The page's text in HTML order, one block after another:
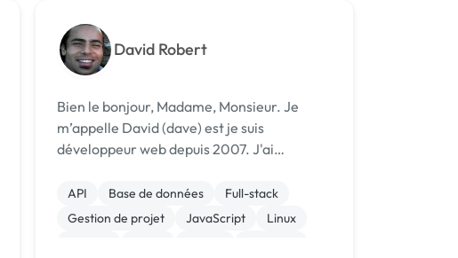
David Robert
Bien le bonjour, Madame, Monsieur. Je
m’appelle David (dave) est je suis
développeur web depuis 2007. J'ai
pose dans l'administration réseau système
Linux et me voici de nouveau dans le web
API Base de données
Full-stack
Gestion de projet
JavaScript
Linux